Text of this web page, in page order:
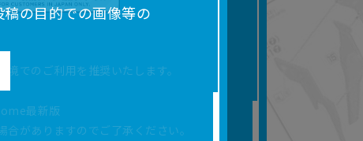
でのご利用を推奨いたします。
最新版
がありますのでご了承ください。
の目的での画像等の
る場合があります。
があります。
保証するものではあ